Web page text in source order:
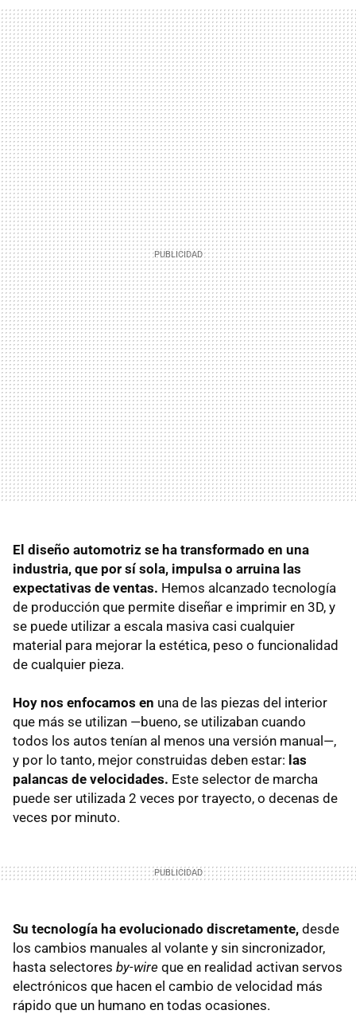
El diseño automotriz se ha transformado en una
industria, que por sí sola, impulsa o arruina las
expectativas de ventas. Hemos alcanzado tecnología
de producción que permite diseñar e imprimir en 3D, y
se puede utilizar a escala masiva casi cualquier
material para mejorar la estética, peso o funcionalidad
de cualquier pieza.
Hoy nos enfocamos en una de las piezas del interior
que más se utilizan —bueno, se utilizaban cuando
todos los autos tenían al menos una versión manual—,
y por lo tanto, mejor construidas deben estar: las
palancas de velocidades. Este selector de marcha
puede ser utilizada 2 veces por trayecto, o decenas de
veces por minuto.
Su tecnología ha evolucionado discretamente, desde
los cambios manuales al volante y sin sincronizador,
hasta selectores by-wire que en realidad activan servos
electrónicos que hacen el cambio de velocidad más
rápido que un humano en todas ocasiones.